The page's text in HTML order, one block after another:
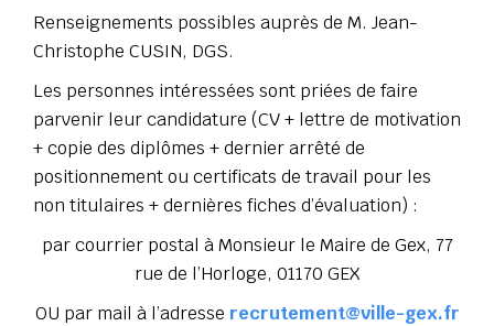
Renseignements possibles auprès de M. Jean-
Christophe CUSIN, DGS.
Les personnes intéressées sont priées de faire
parvenir leur candidature (CV + lettre de motivation
+ copie des diplômes + dernier arrêté de
positionnement ou certificats de travail pour les
non titulaires + dernières fiches d’évaluation) :
par courrier postal à Monsieur le Maire de Gex, 77
rue de l’Horloge, 01170 GEX
OU par mail à l’adresse recrutement@ville-gex.fr